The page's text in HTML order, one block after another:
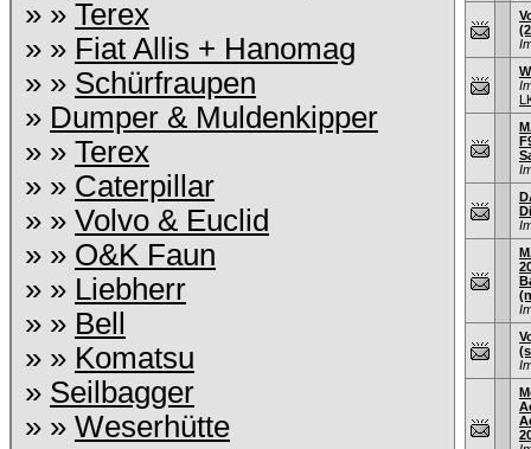
» » Terex
» » Fiat Allis + Hanomag
» » Schürfraupen
» Dumper & Muldenkipper
» » Terex
» » Caterpillar
» » Volvo & Euclid
» » O&K Faun
» » Liebherr
» » Bell
» » Komatsu
» Seilbagger
» » Weserhütte